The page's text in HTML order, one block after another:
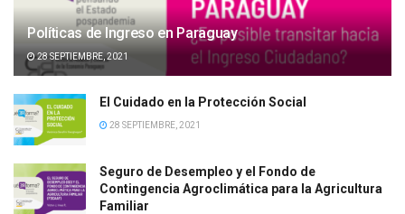
Políticas de Ingreso en Paraguay
28 SEPTIEMBRE, 2021
El Cuidado en la Protección Social
28 SEPTIEMBRE, 2021
Seguro de Desempleo y el Fondo de
Contingencia Agroclimática para la Agricultura
Familiar